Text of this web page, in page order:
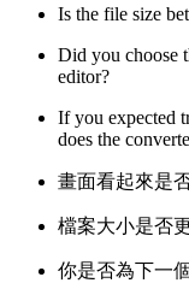
Is the file size
Did you choose
editor?
If you expected
does the
畫面看起來是
檔案大小是否
你是否為下一